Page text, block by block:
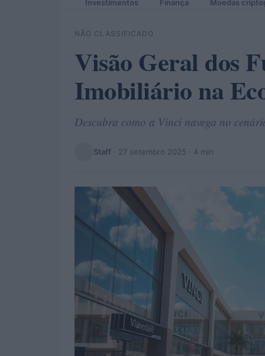
Investimentos Finança Moedas
NÃO CLASSIFICADO
Visão Geral dos
Imobiliário na
Descubra como a Vinci navega no
Staff · 27 setembro 2025 · 4 min